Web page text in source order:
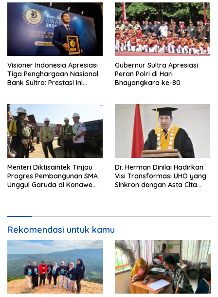
Hukum
Visioner Indonesia Apresiasi
Tiga Penghargaan Nasional
Bank Sultra: Prestasi Ini
Andri Permana
Gubernur Sultra Apresiasi
Peran Polri di Hari
Bhayangkara ke-80
Menteri Diktisaintek Tinjau
Progres Pembangunan SMA
Unggul Garuda di Konawe
Dr. Herman Dinilai Hadirkan
Visi Transformasi UHO yang
Sinkron dengan Asta Cita
Rekomendasi untuk kamu